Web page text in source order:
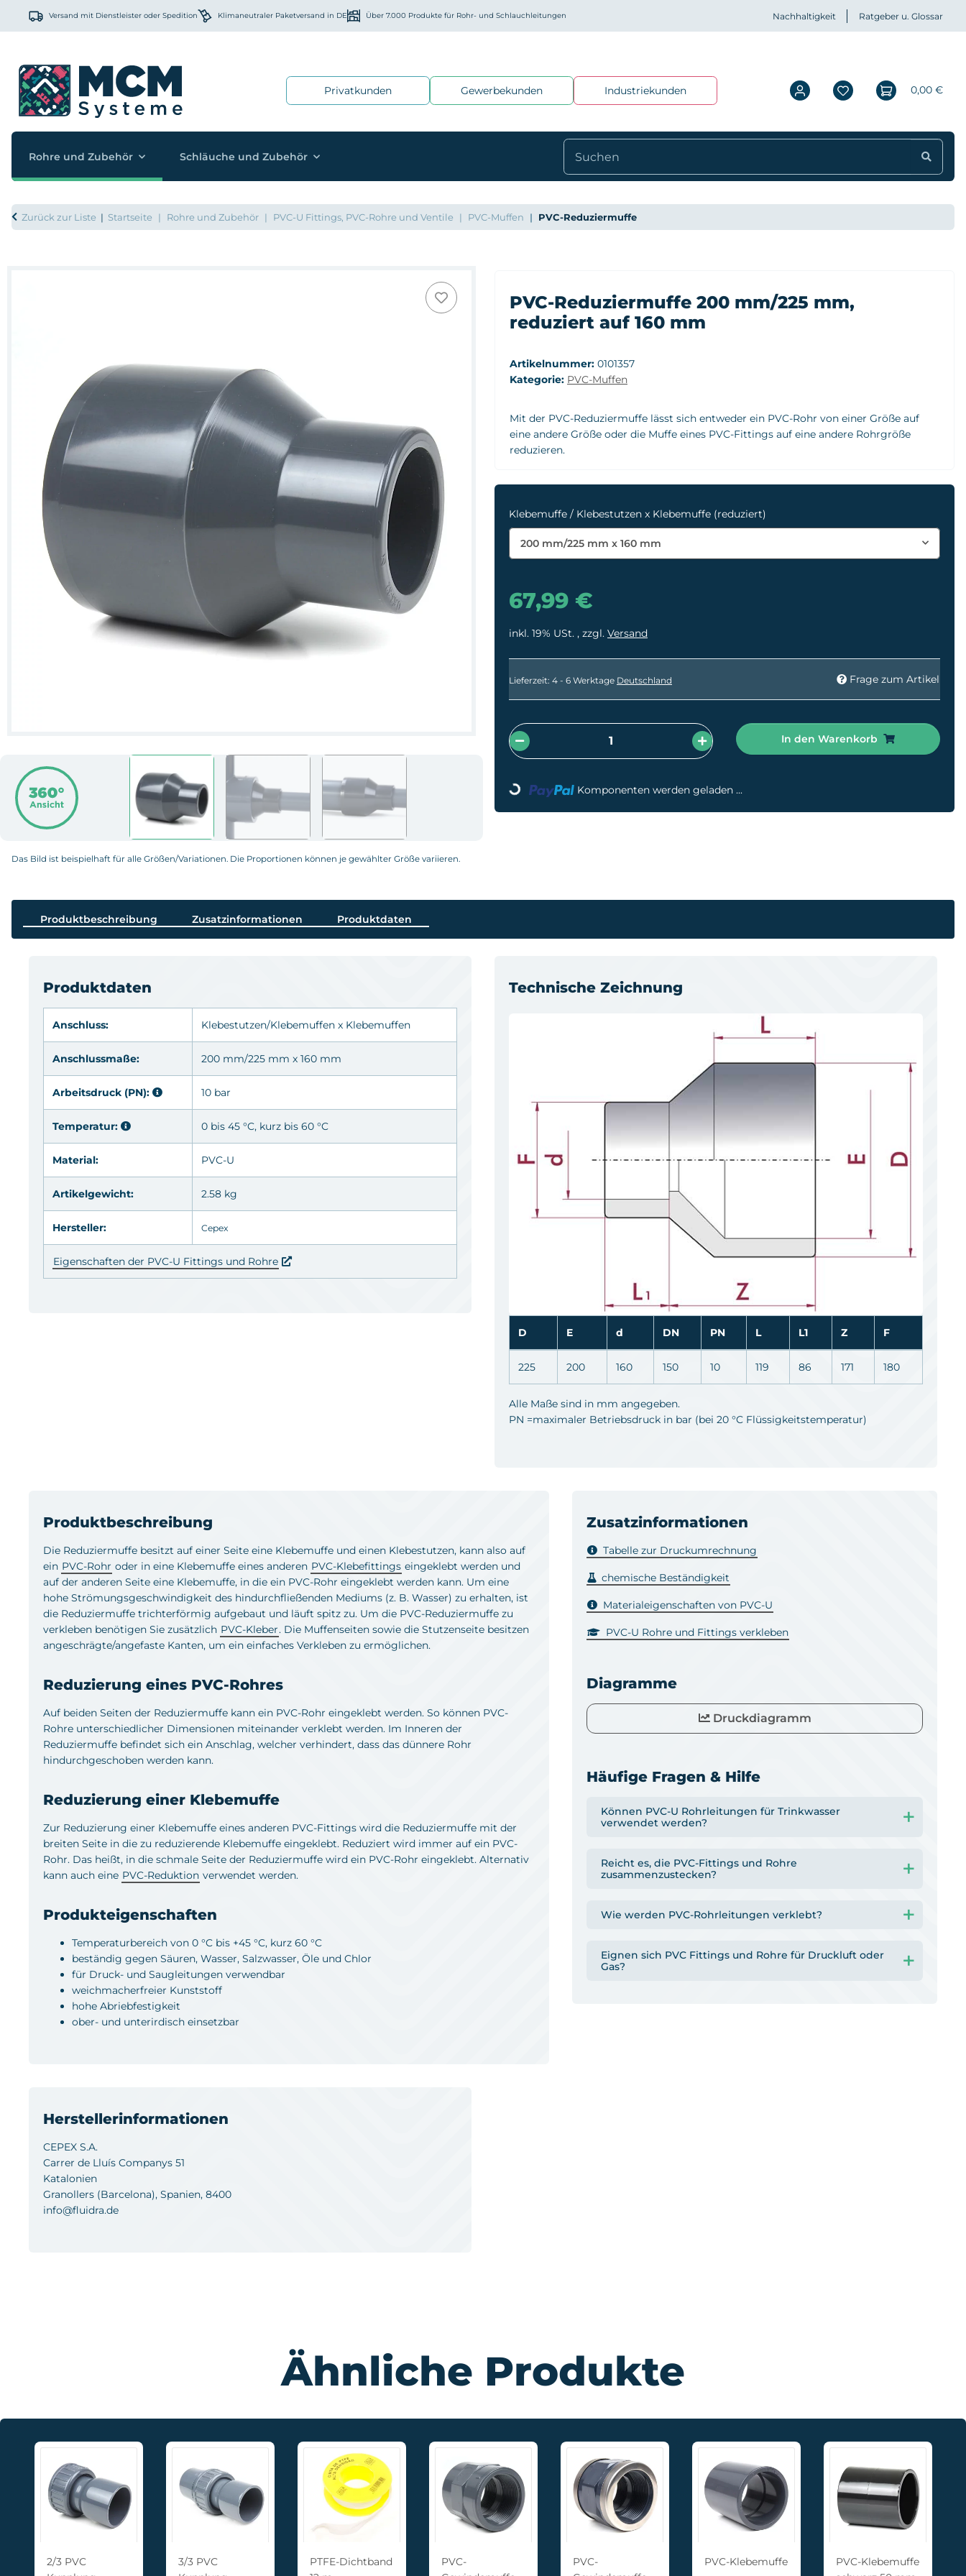
Versand mit Dienstleister oder Spedition Klimaneutraler Paketversand in DE Über 7.000 Produkte für Rohr- und Schlauchleitungen Nachhaltigkeit Ratgeber u. Glossar
Privatkunden Gewerbekunden Industriekunden 0,00 €
Rohre und Zubehör Schläuche und Zubehör
Zurück zur Liste Startseite Rohre und Zubehör PVC-U Fittings, PVC-Rohre und Ventile PVC-Muffen PVC-Reduziermuffe
Das Bild ist beispielhaft für alle Größen/Variationen. Die Proportionen können je gewählter Größe variieren.
PVC-Reduziermuffe 200 mm/225 mm,
reduziert auf 160 mm
Artikelnummer: 0101357
Kategorie: PVC-Muffen
Mit der PVC-Reduziermuffe lässt sich entweder ein PVC-Rohr von einer Größe auf
eine andere Größe oder die Muffe eines PVC-Fittings auf eine andere Rohrgröße
reduzieren.
Klebemuffe / Klebestutzen x Klebemuffe (reduziert)
200 mm/225 mm x 160 mm
67,99 €
inkl. 19% USt. , zzgl. Versand
Lieferzeit: 4 - 6 Werktage Deutschland Frage zum Artikel
In den Warenkorb
Loading... Komponenten werden geladen ...
Produktbeschreibung Zusatzinformationen Produktdaten
Produktbeschreibung
Die Reduziermuffe besitzt auf einer Seite eine Klebemuffe und einen Klebestutzen, kann also auf
ein PVC-Rohr oder in eine Klebemuffe eines anderen PVC-Klebefittings eingeklebt werden und
auf der anderen Seite eine Klebemuffe, in die ein PVC-Rohr eingeklebt werden kann. Um eine
hohe Strömungsgeschwindigkeit des hindurchfließenden Mediums (z. B. Wasser) zu erhalten, ist
die Reduziermuffe trichterförmig aufgebaut und läuft spitz zu. Um die PVC-Reduziermuffe zu
verkleben benötigen Sie zusätzlich PVC-Kleber. Die Muffenseiten sowie die Stutzenseite besitzen
angeschrägte/angefaste Kanten, um ein einfaches Verkleben zu ermöglichen.
Reduzierung eines PVC-Rohres
Auf beiden Seiten der Reduziermuffe kann ein PVC-Rohr eingeklebt werden. So können PVC-
Rohre unterschiedlicher Dimensionen miteinander verklebt werden. Im Inneren der
Reduziermuffe befindet sich ein Anschlag, welcher verhindert, dass das dünnere Rohr
hindurchgeschoben werden kann.
Reduzierung einer Klebemuffe
Zur Reduzierung einer Klebemuffe eines anderen PVC-Fittings wird die Reduziermuffe mit der
breiten Seite in die zu reduzierende Klebemuffe eingeklebt. Reduziert wird immer auf ein PVC-
Rohr. Das heißt, in die schmale Seite der Reduziermuffe wird ein PVC-Rohr eingeklebt. Alternativ
kann auch eine PVC-Reduktion verwendet werden.
Produkteigenschaften
Temperaturbereich von 0 °C bis +45 °C, kurz 60 °C
beständig gegen Säuren, Wasser, Salzwasser, Öle und Chlor
für Druck- und Saugleitungen verwendbar
weichmacherfreier Kunststoff
hohe Abriebfestigkeit
ober- und unterirdisch einsetzbar
Zusatzinformationen
Tabelle zur Druckumrechnung
chemische Beständigkeit
Materialeigenschaften von PVC-U
PVC-U Rohre und Fittings verkleben
Diagramme
Druckdiagramm
Häufige Fragen & Hilfe
Können PVC-U Rohrleitungen für Trinkwasser
verwendet werden?
Reicht es, die PVC-Fittings und Rohre
zusammenzustecken?
Wie werden PVC-Rohrleitungen verklebt?
Eignen sich PVC Fittings und Rohre für Druckluft oder
Gas?
Herstellerinformationen
CEPEX S.A.
Carrer de Lluís Companys 51
Katalonien
Granollers (Barcelona), Spanien, 8400
info@fluidra.de
Produktdaten
Anschluss: Klebestutzen/Klebemuffen x Klebemuffen
Anschlussmaße: 200 mm/225 mm x 160 mm
Arbeitsdruck (PN): 10 bar
Temperatur: 0 bis 45 °C, kurz bis 60 °C
Material: PVC-U
Artikelgewicht: 2.58 kg
Hersteller: Cepex
Eigenschaften der PVC-U Fittings und Rohre
Technische Zeichnung
D E d DN PN L L1 Z F
225 200 160 150 10 119 86 171 180
Alle Maße sind in mm angegeben.
PN =maximaler Betriebsdruck in bar (bei 20 °C Flüssigkeitstemperatur)
Ähnliche Produkte
2/3 PVC
3/3 PVC
PTFE-Dichtband
PVC-
PVC-
PVC-Klebemuffe
PVC-Klebemuffe